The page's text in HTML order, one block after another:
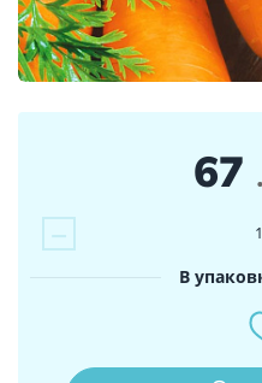
67
− 1
В